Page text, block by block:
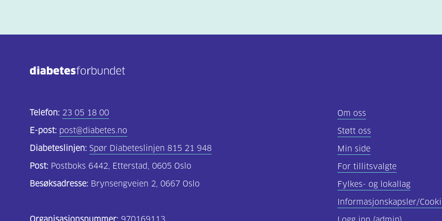
Telefon: 23 05 18 00
E-post: post@diabetes.no
Diabeteslinjen: Spør Diabeteslinjen 815 21 948
Post: Postboks 6442, Etterstad, 0605 Oslo
Besøksadresse: Brynsengveien 2, 0667 Oslo
Om oss
Støtt oss
Min side
For tillitsvalgte
Fylkes- og lokallag
Informasjonskapsler/